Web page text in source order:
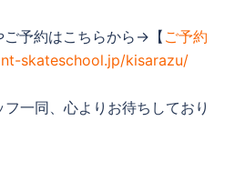
予約はこちらから→【 ご予約
skateschool.jp/kisarazu/
一同、心よりお待ちしており